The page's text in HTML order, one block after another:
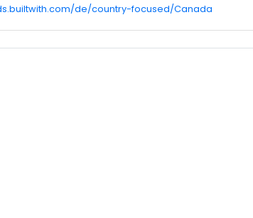
de/country-focused/Canada